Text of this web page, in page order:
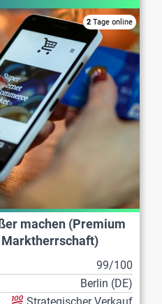
2 Tage online
machen (Premium
99/100
Berlin (DE)